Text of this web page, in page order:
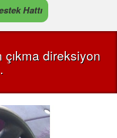
Hattı
direksiyon